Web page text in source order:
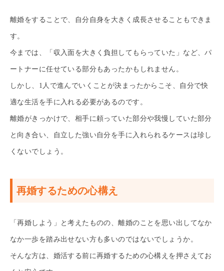
離婚をすることで、自分自身を大きく成長させることもできま
す。
今までは、「収入面を大きく負担してもらっていた」など、パ
ートナーに任せている部分もあったかもしれません。
しかし、1人で進んでいくことが決まったからこそ、自分で快
適な生活を手に入れる必要があるのです。
離婚がきっかけで、相手に頼っていた部分や我慢していた部分
と向き合い、自立した強い自分を手に入れられるケースは珍し
くないでしょう。
再婚するための心構え
「再婚しよう」と考えたものの、離婚のことを思い出してなか
なか一歩を踏み出せない方も多いのではないでしょうか。
そんな方は、婚活する前に再婚するための心構えを押さえてお